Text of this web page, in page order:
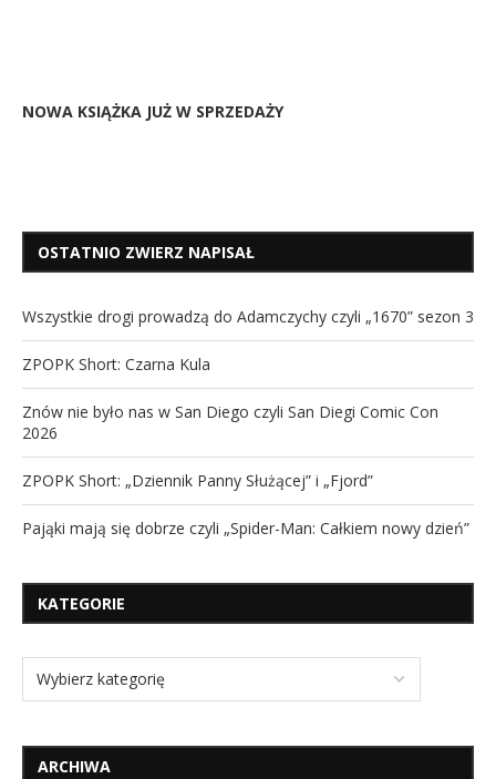
NOWA KSIĄŻKA JUŻ W SPRZEDAŻY
OSTATNIO ZWIERZ NAPISAŁ
Wszystkie drogi prowadzą do Adamczychy czyli „1670” sezon 3
ZPOPK Short: Czarna Kula
Znów nie było nas w San Diego czyli San Diegi Comic Con
2026
ZPOPK Short: „Dziennik Panny Służącej” i „Fjord”
Pająki mają się dobrze czyli „Spider-Man: Całkiem nowy dzień”
KATEGORIE
ARCHIWA